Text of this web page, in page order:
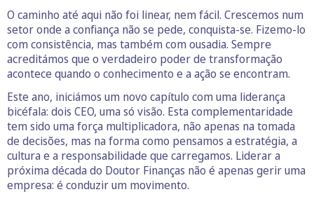
O caminho até aqui não foi linear, nem fácil. Crescemos num
setor onde a confiança não se pede, conquista-se. Fizemo-lo
com consistência, mas também com ousadia. Sempre
acreditámos que o verdadeiro poder de transformação
acontece quando o conhecimento e a ação se encontram.
Este ano, iniciámos um novo capítulo com uma liderança
bicéfala: dois CEO, uma só visão. Esta complementaridade
tem sido uma força multiplicadora, não apenas na tomada
de decisões, mas na forma como pensamos a estratégia, a
cultura e a responsabilidade que carregamos. Liderar a
próxima década do Doutor Finanças não é apenas gerir uma
empresa: é conduzir um movimento.